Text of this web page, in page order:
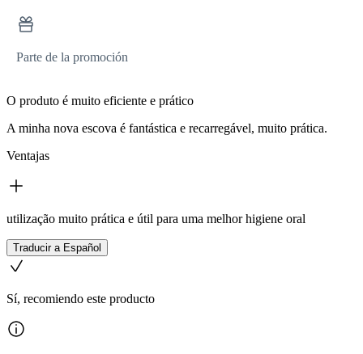
Parte de la promoción
O produto é muito eficiente e prático
A minha nova escova é fantástica e recarregável, muito prática.
Ventajas
utilização muito prática e útil para uma melhor higiene oral
Traducir a Español
Sí, recomiendo este producto